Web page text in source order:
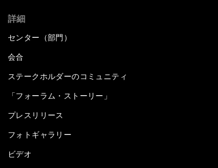
詳細
センター（部門）
会合
ステークホルダーのコミュニティ
「フォーラム・ストーリー」
プレスリリース
フォトギャラリー
ビデオ